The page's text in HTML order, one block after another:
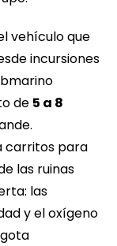
vehículo que
incursiones
de 5 a 8
carritos para
las ruinas
las
y el oxígeno